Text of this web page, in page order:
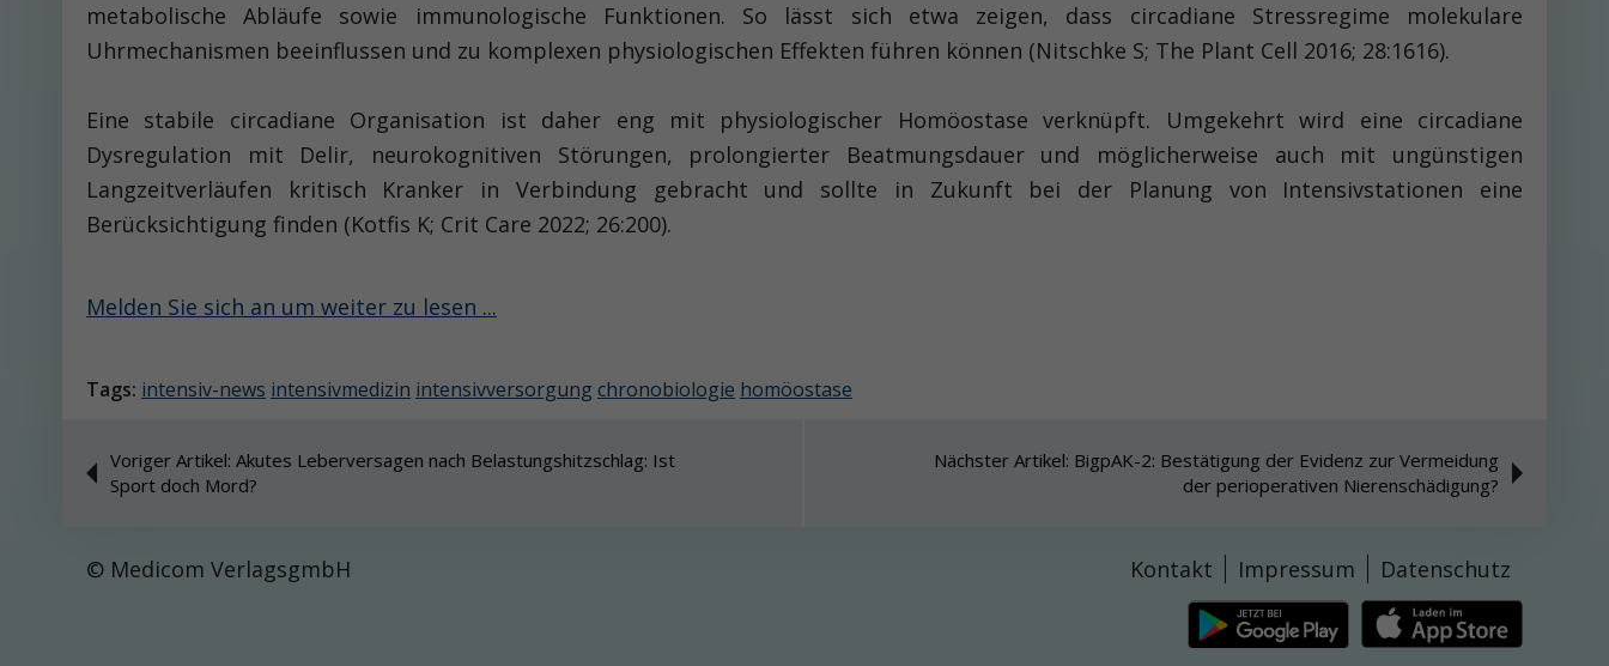
metabolische Abläufe sowie immunologische Funktionen. So lässt sich etwa zeigen, dass circadiane Stressregime molekulare
Uhrmechanismen beeinflussen und zu komplexen physiologischen Effekten führen können (Nitschke S; The Plant Cell 2016; 28:1616).
Eine stabile circadiane Organisation ist daher eng mit physiologischer Homöo­stase verknüpft. Umgekehrt wird eine circadiane
Dysregulation mit Delir, neurokognitiven Störungen, prolongierter Beatmungsdauer und möglicherweise auch mit ungünstigen
Langzeitverläufen kritisch Kranker in Verbindung gebracht und sollte in Zukunft bei der Planung von Intensivstationen eine
Berücksichtigung finden (Kotfis K; Crit Care 2022; 26:200).
Melden Sie sich an um weiter zu lesen ...
Tags: intensiv-news intensivmedizin intensivversorgung chronobiologie homöostase
Voriger Artikel: Akutes Leberversagen nach Belastungshitzschlag: Ist
Sport doch Mord?
Nächster Artikel: BigpAK-2: Bestätigung der Evidenz zur Vermeidung
der perioperativen Nierenschädigung?
© Medicom VerlagsgmbH Kontakt Impressum Datenschutz